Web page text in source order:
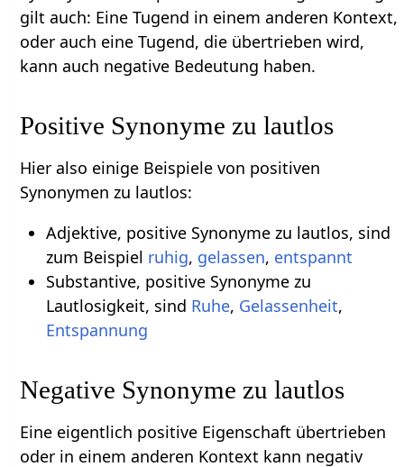
gilt auch: Eine Tugend in einem anderen Kontext,
oder auch eine Tugend, die übertrieben wird,
kann auch negative Bedeutung haben.
Positive Synonyme zu lautlos
Hier also einige Beispiele von positiven
Synonymen zu lautlos:
Adjektive, positive Synonyme zu lautlos, sind
zum Beispiel ruhig, gelassen, entspannt
Substantive, positive Synonyme zu
Lautlosigkeit, sind Ruhe, Gelassenheit,
Entspannung
Negative Synonyme zu lautlos
Eine eigentlich positive Eigenschaft übertrieben
oder in einem anderen Kontext kann negativ